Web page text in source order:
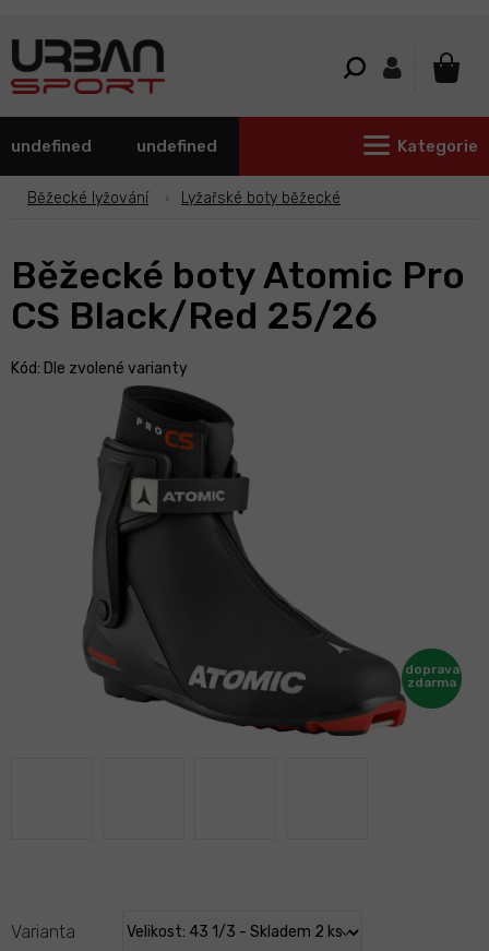
undefined undefined Kategorie
Běžecké lyžování Lyžařské boty běžecké
Běžecké boty Atomic Pro
CS Black/Red 25/26
Kód: Dle zvolené varianty
Varianta